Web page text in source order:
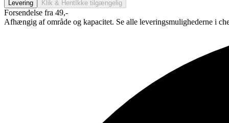
Levering Klik & Hent Ikke tilgængelig
Forsendelse fra 49,-
Afhængig af område og kapacitet. Se alle leveringsmulighederne i